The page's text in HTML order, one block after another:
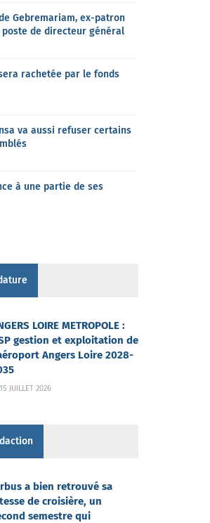
Gebremariam, ex-patron
poste de directeur général
rachetée par le fonds
va aussi refuser certains
à une partie de ses
LOIRE METROPOLE :
gestion et exploitation de
Angers Loire 2028-
15 JUILLET 2026
a bien retrouvé sa
de croisière, un
semestre qui